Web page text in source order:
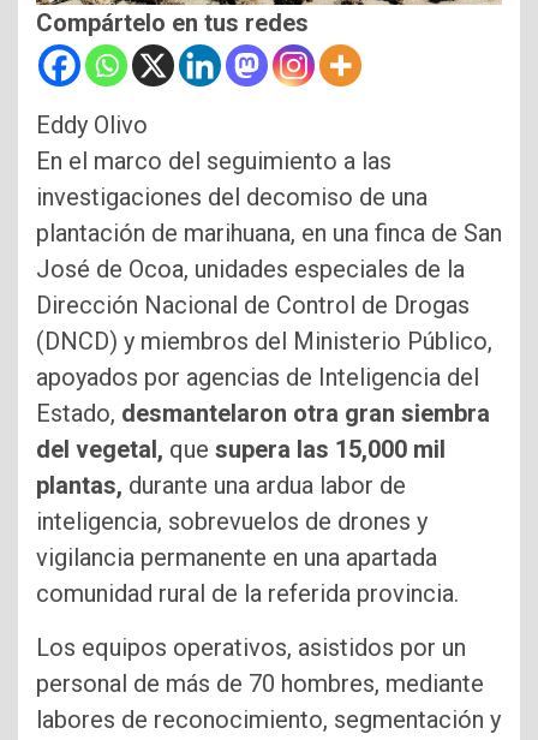
Compártelo en tus redes
Eddy Olivo
En el marco del seguimiento a las
investigaciones del decomiso de una
plantación de marihuana, en una finca de San
José de Ocoa, unidades especiales de la
Dirección Nacional de Control de Drogas
(DNCD) y miembros del Ministerio Público,
apoyados por agencias de Inteligencia del
Estado, desmantelaron otra gran siembra
del vegetal, que supera las 15,000 mil
plantas, durante una ardua labor de
inteligencia, sobrevuelos de drones y
vigilancia permanente en una apartada
comunidad rural de la referida provincia.
Los equipos operativos, asistidos por un
personal de más de 70 hombres, mediante
labores de reconocimiento, segmentación y